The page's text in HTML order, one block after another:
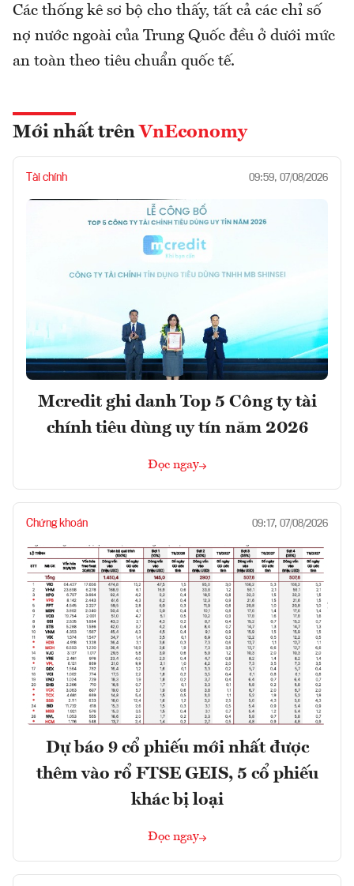
Các thống kê sơ bộ cho thấy, tất cả các chỉ số
nợ nước ngoài của Trung Quốc đều ở dưới mức
an toàn theo tiêu chuẩn quốc tế.
Mới nhất trên VnEconomy
Tài chính 09:59, 07/08/2026
Mcredit ghi danh Top 5 Công ty tài
chính tiêu dùng uy tín năm 2026
Đọc ngay
Chứng khoán 09:17, 07/08/2026
Dự báo 9 cổ phiếu mới nhất được
thêm vào rổ FTSE GEIS, 5 cổ phiếu
khác bị loại
Đọc ngay